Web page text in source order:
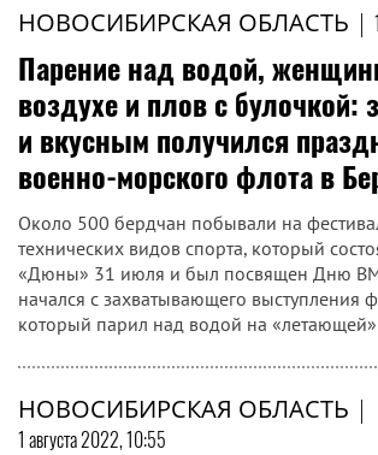
НОВОСИБИРСКАЯ ОБЛАСТЬ |
Парение над водой,
воздухе и плов с
и вкусным получился
военно-морского флота в
Около 500 бердчан побывали на
технических видов спорта, который
«Дюны» 31 июля и был посвящен Дню
начался с захватывающего выступления
который парил над водой на
НОВОСИБИРСКАЯ ОБЛАСТЬ |
1 августа 2022, 10:55